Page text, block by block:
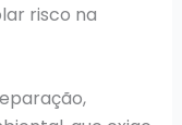
risco na